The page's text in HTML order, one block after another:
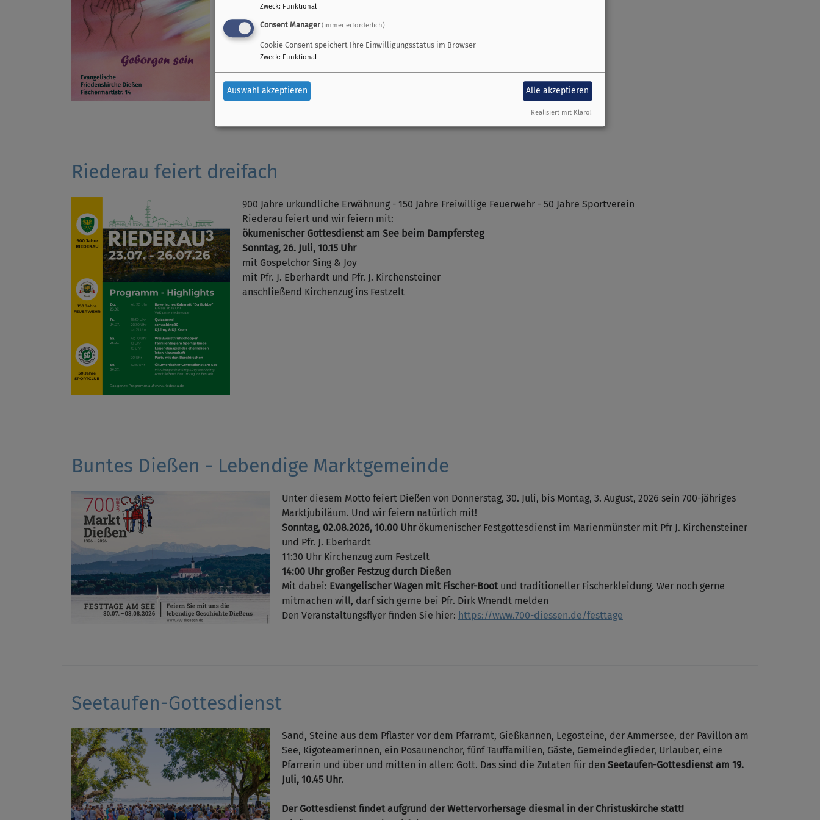
Riederau feiert dreifach
900 Jahre urkundliche Erwähnung - 150 Jahre Freiwillige Feuerwehr - 50 Jahre Sportverein
Riederau feiert und wir feiern mit:
ökumenischer Gottesdienst am See beim Dampfersteg
Sonntag, 26. Juli, 10.15 Uhr
mit Gospelchor Sing & Joy
mit Pfr. J. Eberhardt und Pfr. J. Kirchensteiner
anschließend Kirchenzug ins Festzelt
Buntes Dießen - Lebendige Marktgemeinde
Unter diesem Motto feiert Dießen von Donnerstag, 30. Juli, bis Montag, 3. August, 2026 sein 700-jähriges
Marktjubiläum. Und wir feiern natürlich mit!
Sonntag, 02.08.2026, 10.00 Uhrökumenischer Festgottesdienst im Marienmünster mit Pfr J. Kirchensteiner
und Pfr. J. Eberhardt
11:30 Uhr Kirchenzug zum Festzelt
14:00 Uhr großer Festzug durch Dießen
Mit dabei: Evangelischer Wagen mit Fischer-Boot und traditioneller Fischerkleidung. Wer noch gerne
mitmachen will, darf sich gerne bei Pfr. Dirk Wnendt melden
Den Veranstaltungsflyer finden Sie hier: https://www.700-diessen.de/festtage
Seetaufen-Gottesdienst
Sand, Steine aus dem Pflaster vor dem Pfarramt, Gießkannen, Legosteine, der Ammersee, der Pavillon am
See, Kigoteamerinnen, ein Posaunenchor, fünf Tauffamilien, Gäste, Gemeindeglieder, Urlauber, eine
Pfarrerin und über und mitten in allen: Gott. Das sind die Zutaten für den Seetaufen-Gottesdienst am 19.
Juli, 10.45 Uhr.
Der Gottesdienst findet aufgrund der Wettervorhersage diesmal in der Christuskirche statt!
Zweck: Funktional
Consent Manager(immer erforderlich)
Cookie Consent speichert Ihre Einwilligungsstatus im Browser
Zweck: Funktional
Auswahl akzeptieren Alle akzeptieren
Realisiert mit Klaro!